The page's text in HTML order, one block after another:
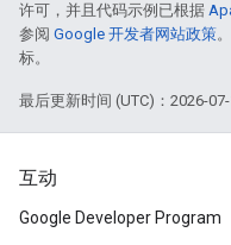
许可，并且代码示例已根据
参阅 Google 开发者网站政策
标。
最后更新时间 (UTC)：2026-07-
互动
Google Developer Program